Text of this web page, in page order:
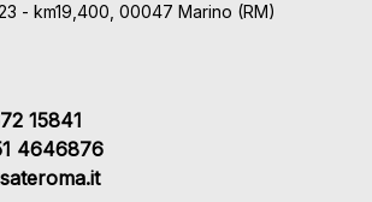
- km19,400, 00047 Marino (RM)
15841
4646876